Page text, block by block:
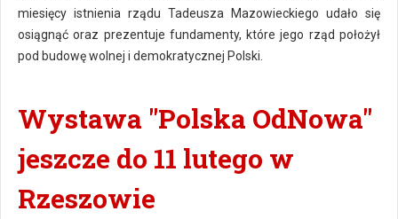
miesięcy istnienia rządu Tadeusza Mazowieckiego udało się
osiągnąć oraz prezentuje fundamenty, które jego rząd położył
pod budowę wolnej i demokratycznej Polski.
Wystawa "Polska OdNowa"
jeszcze do 11 lutego w
Rzeszowie